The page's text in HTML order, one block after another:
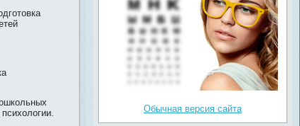
Обычная версия сайта